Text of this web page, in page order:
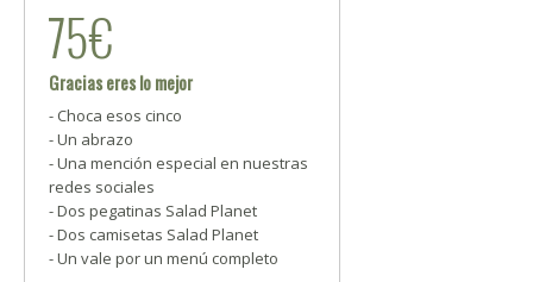
75€
Gracias eres lo mejor
- Choca esos cinco
- Un abrazo
- Una mención especial en nuestras
redes sociales
- Dos pegatinas Salad Planet
- Dos camisetas Salad Planet
- Un vale por un menú completo